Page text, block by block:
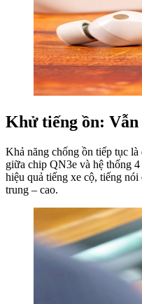
Khử tiếng ồn: Vẫn
Khả năng chống ồn tiếp tục
giữa chip QN3e và hệ thống
hiệu quả tiếng xe cộ, tiếng
trung – cao.